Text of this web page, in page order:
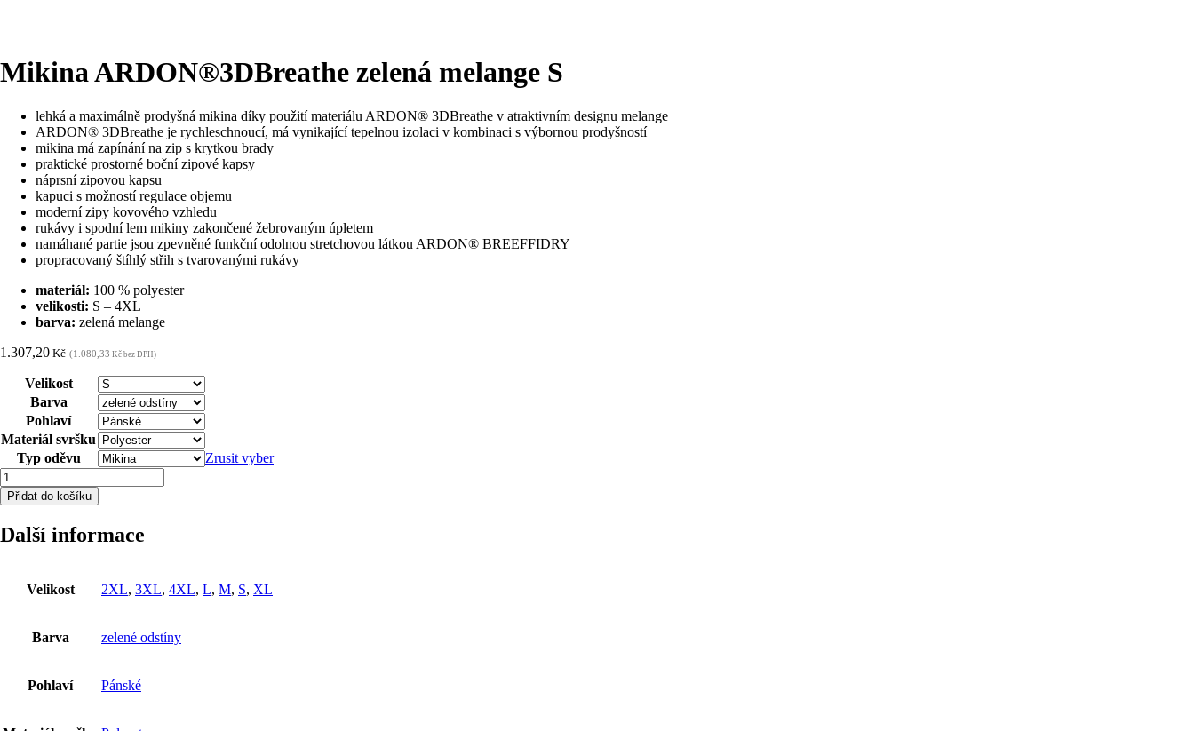
Mikina ARDON®3DBreathe zelená melange S
lehká a maximálně prodyšná mikina díky použití materiálu ARDON® 3DBreathe v atraktivním designu melange
ARDON® 3DBreathe je rychleschnoucí, má vynikající tepelnou izolaci v kombinaci s výbornou prodyšností
mikina má zapínání na zip s krytkou brady
praktické prostorné boční zipové kapsy
náprsní zipovou kapsu
kapuci s možností regulace objemu
moderní zipy kovového vzhledu
rukávy i spodní lem mikiny zakončené žebrovaným úpletem
namáhané partie jsou zpevněné funkční odolnou stretchovou látkou ARDON® BREEFFIDRY
propracovaný štíhlý střih s tvarovanými rukávy
materiál: 100 % polyester
velikosti: S – 4XL
barva: zelená melange
1.307,20 Kč (1.080,33 Kč bez DPH)
Velikost
Barva
Pohlaví
Materiál svršku
Typ oděvu
Zrusit vyber
Mikina
ARDON®3DBreathe
zelená
S
Přidat do košíku
Další informace
Velikost 2XL, 3XL, 4XL, L, M, S, XL
Barva zelené odstíny
Pohlaví Pánské